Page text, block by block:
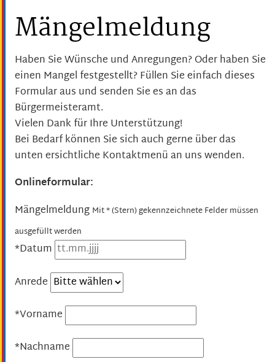
Mängelmeldung
Haben Sie Wünsche und Anregungen? Oder haben Sie
einen Mangel festgestellt? Füllen Sie einfach dieses
Formular aus und senden Sie es an das
Bürgermeisteramt.
Vielen Dank für Ihre Unterstützung!
Bei Bedarf können Sie sich auch gerne über das
unten ersichtliche Kontaktmenü an uns wenden.
Onlineformular:
Mängelmeldung Mit * (Stern) gekennzeichnete Felder müssen
ausgefüllt werden
*Datum
Anrede
*Vorname
*Nachname